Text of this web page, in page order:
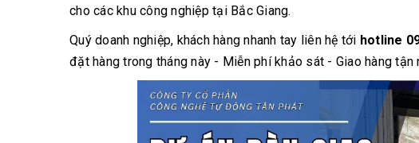
cho các khu công nghiệp tại Bắc Giang.
Quý doanh nghiệp, khách hàng nhanh tay liên hệ tới hotline
đặt hàng trong tháng này - Miễn phí khảo sát - Giao hàng tận